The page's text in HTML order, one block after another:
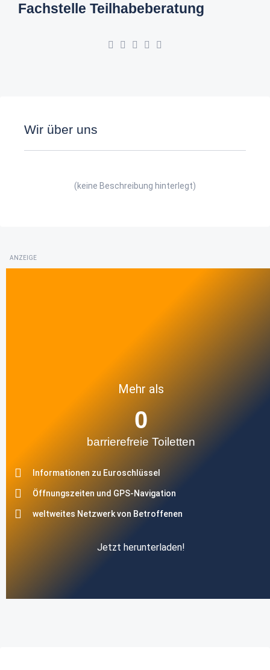
Fachstelle Teilhabeberatung
Wir über uns
(keine Beschreibung hinterlegt)
ANZEIGE
Mehr als
barrierefreie Toiletten
0
Informationen zu Euroschlüssel
Öffnungszeiten und GPS-Navigation
weltweites Netzwerk von Betroffenen
Jetzt herunterladen!